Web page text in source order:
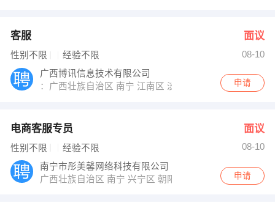
客服 面议
性别不限 经验不限
08-10
广西博讯信息技术有限公司
：广西壮族自治区 南宁 江南区 淡村市场北海港3楼
申请
电商客服专员 面议
性别不限 经验不限
08-10
南宁市彤美馨网络科技有限公司
广西壮族自治区 南宁 兴宁区 朝阳路66号钻石广场9楼A2
申请